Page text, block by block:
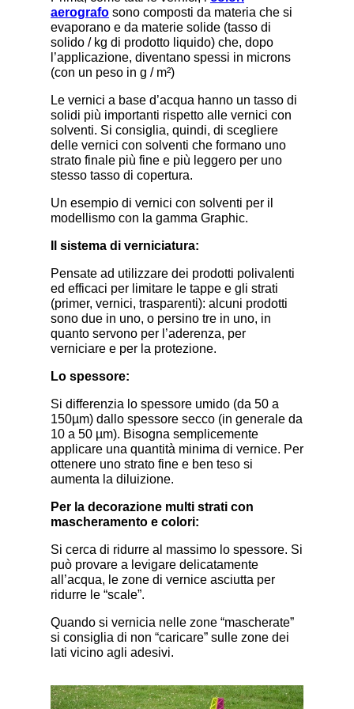
aerografo sono composti da materia che si
evaporano e da materie solide (tasso di
solido / kg di prodotto liquido) che, dopo
l’applicazione, diventano spessi in microns
(con un peso in g / m²)
Le vernici a base d’acqua hanno un tasso di
solidi più importanti rispetto alle vernici con
solventi. Si consiglia, quindi, di scegliere
delle vernici con solventi che formano uno
strato finale più fine e più leggero per uno
stesso tasso di copertura.
Un esempio di vernici con solventi per il
modellismo con la gamma Graphic.
Il sistema di verniciatura:
Pensate ad utilizzare dei prodotti polivalenti
ed efficaci per limitare le tappe e gli strati
(primer, vernici, trasparenti): alcuni prodotti
sono due in uno, o persino tre in uno, in
quanto servono per l’aderenza, per
verniciare e per la protezione.
Lo spessore:
Si differenzia lo spessore umido (da 50 a
150µm) dallo spessore secco (in generale da
10 a 50 µm). Bisogna semplicemente
applicare una quantità minima di vernice. Per
ottenere uno strato fine e ben teso si
aumenta la diluizione.
Per la decorazione multi strati con
mascheramento e colori:
Si cerca di ridurre al massimo lo spessore. Si
può provare a levigare delicatamente
all’acqua, le zone di vernice asciutta per
ridurre le “scale”.
Quando si vernicia nelle zone “mascherate”
si consiglia di non “caricare” sulle zone dei
lati vicino agli adesivi.